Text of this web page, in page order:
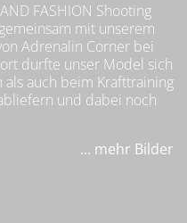
FASHION Shooting
mit unserem
Adrenalin Corner bei
durfte unser Model sich
auch beim Krafttraining
und dabei noch
... mehr Bilder